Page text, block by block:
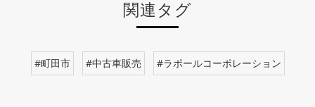
関連タグ
#町田市 #中古車販売 #ラポールコーポレーション